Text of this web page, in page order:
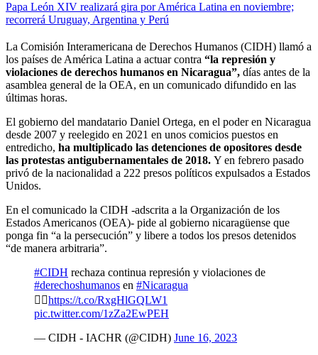
Papa León XIV realizará gira por América Latina en noviembre;
recorrerá Uruguay, Argentina y Perú
La Comisión Interamericana de Derechos Humanos (CIDH) llamó a
los países de América Latina a actuar contra “la represión y
violaciones de derechos humanos en Nicaragua”, días antes de la
asamblea general de la OEA, en un comunicado difundido en las
últimas horas.
El gobierno del mandatario Daniel Ortega, en el poder en Nicaragua
desde 2007 y reelegido en 2021 en unos comicios puestos en
entredicho, ha multiplicado las detenciones de opositores desde
las protestas antigubernamentales de 2018. Y en febrero pasado
privó de la nacionalidad a 222 presos políticos expulsados a Estados
Unidos.
En el comunicado la CIDH -adscrita a la Organización de los
Estados Americanos (OEA)- pide al gobierno nicaragüense que
ponga fin “a la persecución” y libere a todos los presos detenidos
“de manera arbitraria”.
#CIDH rechaza continua represión y violaciones de
#derechoshumanos en #Nicaragua
👉🏽https://t.co/RxgHlGQLW1
pic.twitter.com/1zZa2EwPEH
— CIDH - IACHR (@CIDH) June 16, 2023